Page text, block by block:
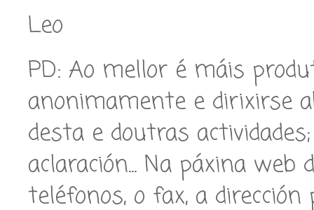
Leo
PD: Ao mellor é máis
anonimamente e dirixirse
desta e doutras
aclaración... Na páxina web
teléfonos, o fax, a